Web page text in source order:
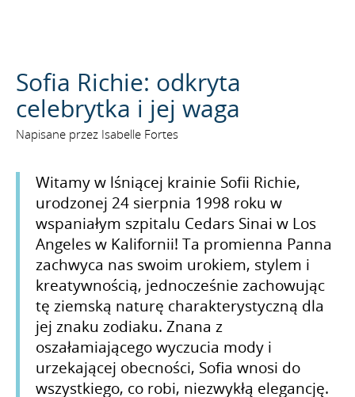
Sofia Richie: odkryta
celebrytka i jej waga
Napisane przez Isabelle Fortes
Witamy w lśniącej krainie Sofii Richie,
urodzonej 24 sierpnia 1998 roku w
wspaniałym szpitalu Cedars Sinai w Los
Angeles w Kalifornii! Ta promienna Panna
zachwyca nas swoim urokiem, stylem i
kreatywnością, jednocześnie zachowując
tę ziemską naturę charakterystyczną dla
jej znaku zodiaku. Znana z
oszałamiającego wyczucia mody i
urzekającej obecności, Sofia wnosi do
wszystkiego, co robi, niezwykłą elegancję.